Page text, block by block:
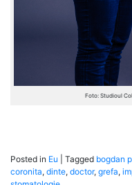
Foto: Studioul
Posted in Eu Tagged bogdan
coronita, dinte, doctor, grefa,